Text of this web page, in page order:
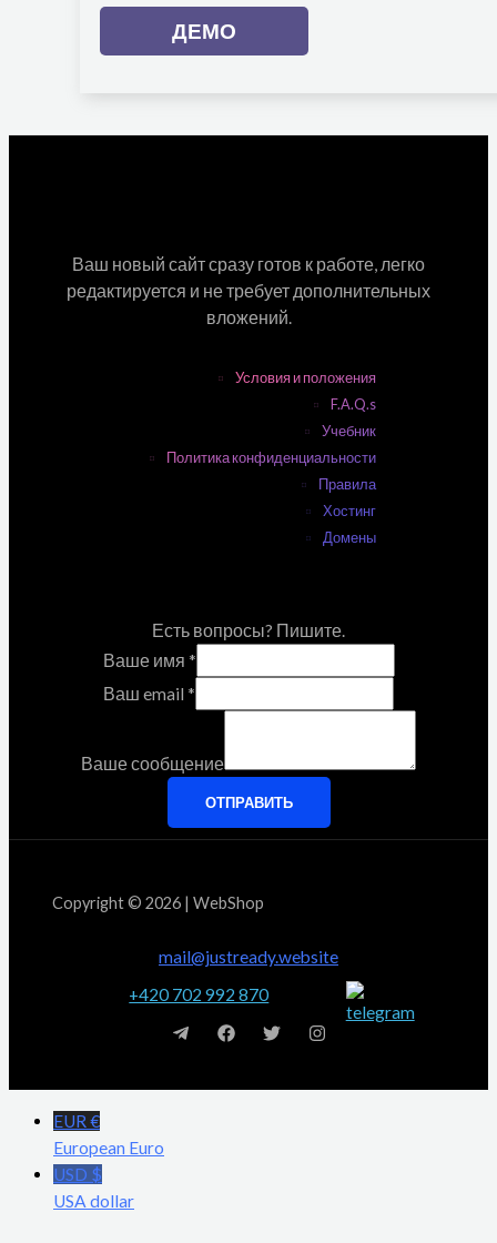
ДЕМО
Ваш новый сайт сразу готов к работе, легко
редактируется и не требует дополнительных
вложений.
Условия и положения
F.A.Q.s
Учебник
Политика конфиденциальности
Правила
Хостинг
Домены
Есть вопросы? Пишите.
Ваше имя *
Ваш email *
Ваше сообщение
ОТПРАВИТЬ
Copyright © 2026 | WebShop
mail@justready.website
+420 702 992 870
EUR €
European Euro
USD $
USA dollar